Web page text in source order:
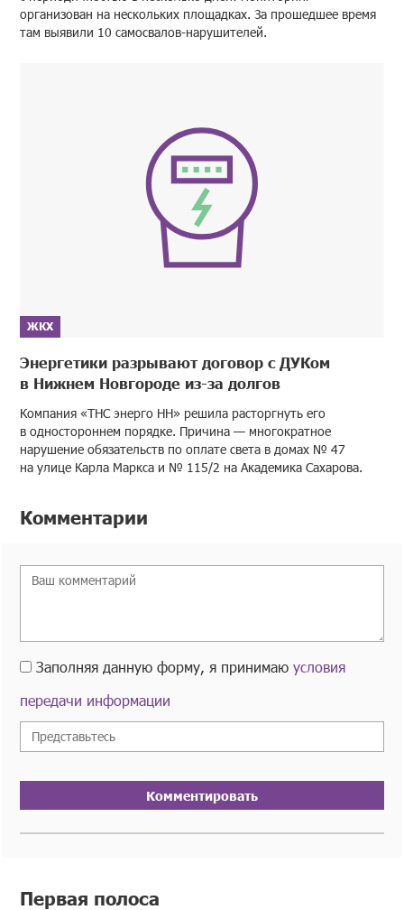
организован на нескольких площадках. За прошедшее время
там выявили 10 самосвалов-нарушителей.
ЖКХ
Энергетики разрывают договор с ДУКом
в Нижнем Новгороде из-за долгов
Компания «ТНС энерго НН» решила расторгнуть его
в одностороннем порядке. Причина — многократное
нарушение обязательств по оплате света в домах № 47
на улице Карла Маркса и № 115/2 на Академика Сахарова.
Комментарии
Заполняя данную форму, я принимаюусловия
передачи информации
Комментировать
Первая полоса